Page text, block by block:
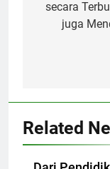
secara
juga
Related